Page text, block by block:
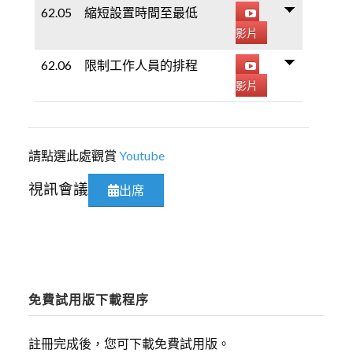
62.05 縮短設置時間至最低
影片
62.06 限制工作人員的排程
影片
請點選此處觀賞 Youtube
視訊會議 出席
免費試用版下載程序
註冊完成後，您可下載免費試用版。